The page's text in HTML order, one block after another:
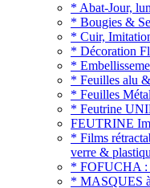
* Abat-Jour,
* Bougies &
* Cuir,
* Décoration
*
* Feuilles alu
* Feuilles
* Feutrine
FEUTRINE
* Films
verre &
* FOFUCHA :
* MASQUES